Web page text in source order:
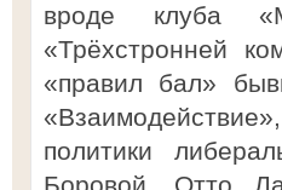
вроде клуба
«Трёхстронней
«правил бал»
политики